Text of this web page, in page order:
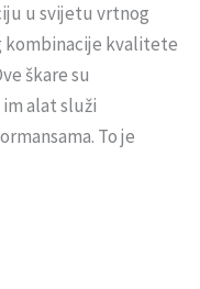
u svijetu vrtnog
kombinacije kvalitete
škare su
alat služi
To je